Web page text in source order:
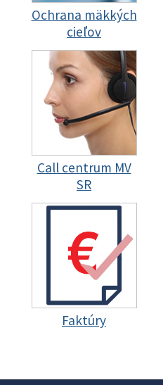
Ochrana mäkkých
cieľov
Call centrum MV
SR
Faktúry